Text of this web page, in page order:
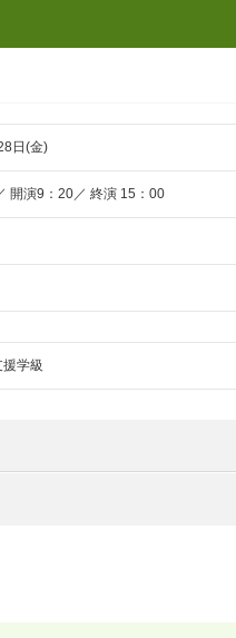
日(金)
開演9：20／ 終演 15：00
学級